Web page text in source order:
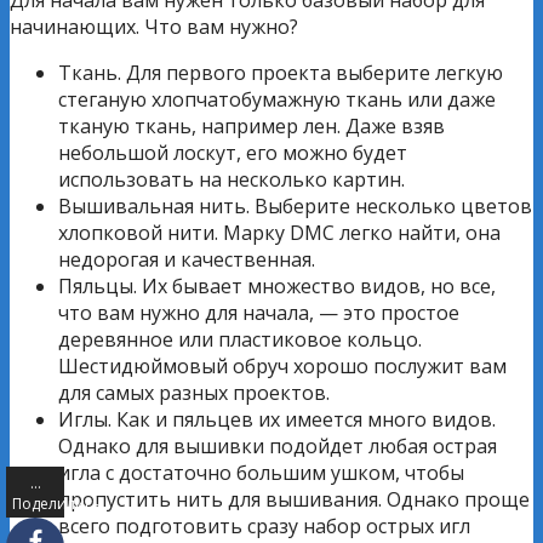
начинающих. Что вам нужно?
Ткань. Для первого проекта выберите легкую
стеганую хлопчатобумажную ткань или даже
тканую ткань, например лен. Даже взяв
небольшой лоскут, его можно будет
использовать на несколько картин.
Вышивальная нить. Выберите несколько цветов
хлопковой нити. Марку DMC легко найти, она
недорогая и качественная.
Пяльцы. Их бывает множество видов, но все,
что вам нужно для начала, — это простое
деревянное или пластиковое кольцо.
Шестидюймовый обруч хорошо послужит вам
для самых разных проектов.
Иглы. Как и пяльцев их имеется много видов.
Однако для вышивки подойдет любая острая
игла с достаточно большим ушком, чтобы
пропустить нить для вышивания. Однако проще
всего подготовить сразу набор острых игл
…
Поделились